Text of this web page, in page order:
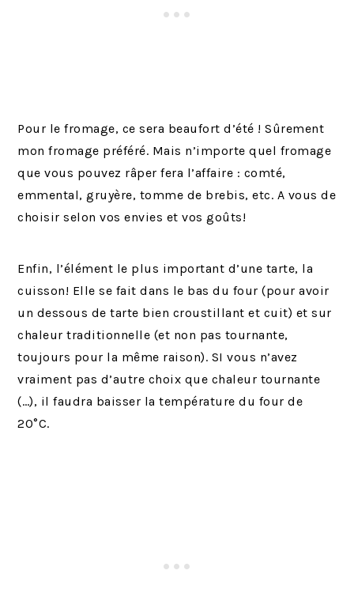
Pour le fromage, ce sera beaufort d’été ! Sûrement
mon fromage préféré. Mais n’importe quel fromage
que vous pouvez râper fera l’affaire : comté,
emmental, gruyère, tomme de brebis, etc. A vous de
choisir selon vos envies et vos goûts!
Enfin, l’élément le plus important d’une tarte, la
cuisson! Elle se fait dans le bas du four (pour avoir
un dessous de tarte bien croustillant et cuit) et sur
chaleur traditionnelle (et non pas tournante,
toujours pour la même raison). SI vous n’avez
vraiment pas d’autre choix que chaleur tournante
(…), il faudra baisser la température du four de
20°C.